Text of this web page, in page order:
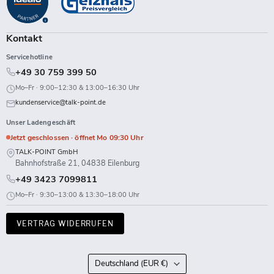
FacebookInstagramLinkedInTikTokTwitch
Kontakt
Servicehotline
+49 30 759 399 50
Mo–Fr · 9:00–12:30 & 13:00–16:30 Uhr
kundenservice@talk-point.de
Unser Ladengeschäft
Jetzt geschlossen · öffnet Mo 09:30 Uhr
TALK-POINT GmbH
Bahnhofstraße 21, 04838 Eilenburg
+49 3423 7099811
Mo–Fr · 9:30–13:00 & 13:30–18:00 Uhr
VERTRAG WIDERRUFEN
Land
Deutschland (EUR €)